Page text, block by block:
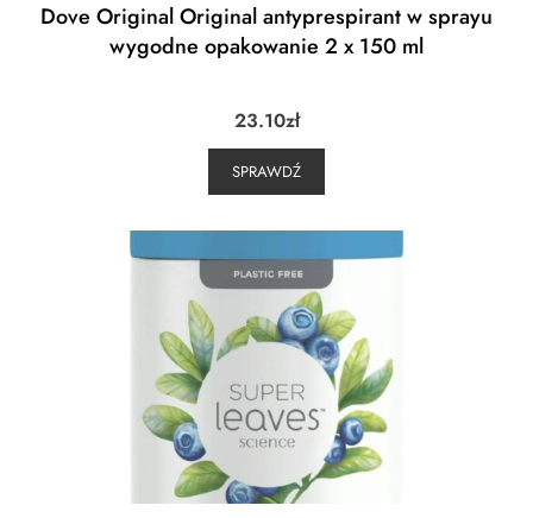
Dove Original Original antyprespirant w sprayu
wygodne opakowanie 2 x 150 ml
23.10zł
SPRAWDŹ